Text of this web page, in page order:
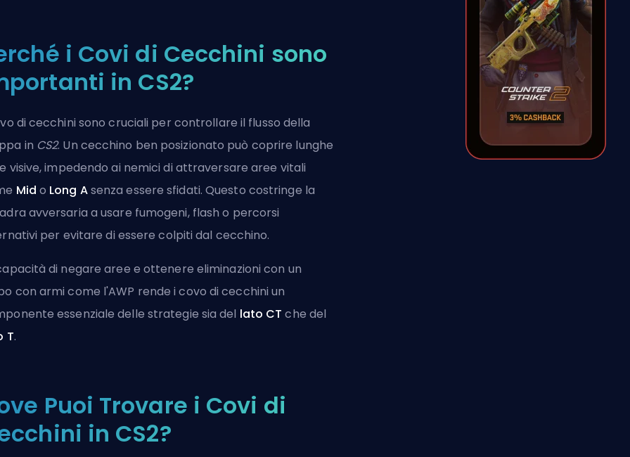
i Covi di Cecchini sono
in CS2?
di cecchini sono cruciali per controllare il flusso della
in CS2. Un cecchino ben posizionato può coprire lunghe
visive, impedendo ai nemici di attraversare aree vitali
Mid o Long Asenza essere sfidati. Questo costringe la
avversaria a usare fumogeni, flash o percorsi
per evitare di essere colpiti dal cecchino.
di negare aree e ottenere eliminazioni con un
con armi come l'AWP rende i covo di cecchini un
essenziale delle strategie sia del lato CT che del
T.
Puoi Trovare i Covi di
in CS2?